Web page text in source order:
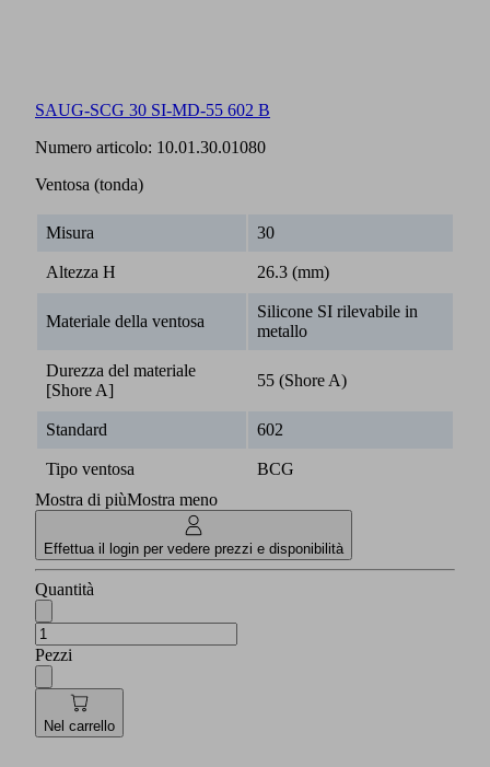
SAUG-SCG 30 SI-MD-55 602 B
Numero articolo: 10.01.30.01080
Ventosa (tonda)
Misura 30
Altezza H 26.3 (mm)
Materiale della ventosa
Silicone SI rilevabile in
metallo
Durezza del materiale
[Shore A]
55 (Shore A)
Standard 602
Tipo ventosa
BCG
Mostra di piùMostra meno
Effettua il login per vedere prezzi e disponibilità
Quantità
Pezzi
Nel carrello